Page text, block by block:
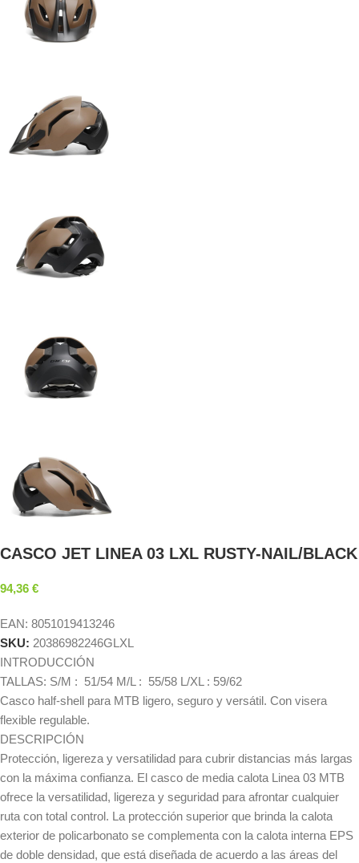
CASCO JET LINEA 03 LXL RUSTY-NAIL/BLACK
94,36 €
EAN: 8051019413246
SKU: 20386982246GLXL
INTRODUCCIÓN
TALLAS: S/M : 51/54 M/L : 55/58 L/XL : 59/62
Casco half-shell para MTB ligero, seguro y versátil. Con visera
flexible regulable.
DESCRIPCIÓN
Protección, ligereza y versatilidad para cubrir distancias más largas
con la máxima confianza. El casco de media calota Linea 03 MTB
ofrece la versatilidad, ligereza y seguridad para afrontar cualquier
ruta con total control. La protección superior que brinda la calota
exterior de policarbonato se complementa con la calota interna EPS
de doble densidad, que está diseñada de acuerdo a las áreas del